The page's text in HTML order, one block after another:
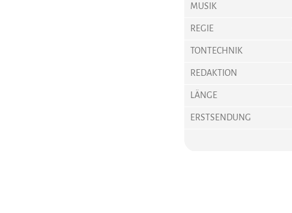
MUSIK
REGIE
TONTECHNIK
REDAKTION
LÄNGE
ERSTSENDUNG